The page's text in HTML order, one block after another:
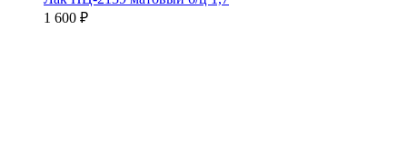
1 600 ₽